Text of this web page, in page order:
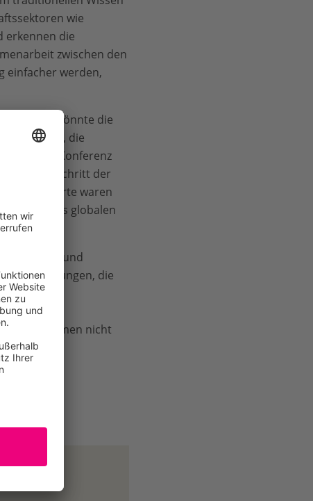
wie
erkennen die
zwischen den
einfacher werden,
wurden, könnte die
„Das Ziel, die
dieser Konferenz
den Fortschritt der
Delegierte waren
Stand des globalen
und
ihrer Leistungen, die
Böden,
nicht